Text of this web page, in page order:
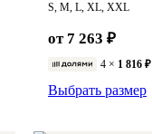
S, M, L, XL, XXL
от 7 263 ₽
4 × 1 816 ₽
Выбрать размер